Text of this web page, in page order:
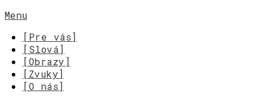
Menu
[Pre vás]
[Slová]
[Obrazy]
[Zvuky]
[O nás]